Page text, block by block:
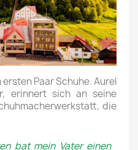
Paar Schuhe. Aurel
erinnert sich an seine
die
bat mein Vater einen